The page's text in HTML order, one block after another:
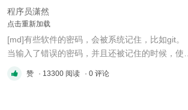
https://git ...
程序员潇然
点击重新加载
[md]有些软件的密码，会被系统记住，比如git。
当输入了错误的密码，并且还被记住的时候，使用
的密码。 解决方法就是清除 windows 系统 记住的
赞 · 13300 阅读 · 0 评论